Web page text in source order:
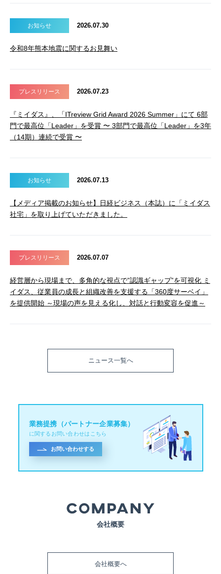
お知らせ 2026.07.30
令和8年熊本地震に関するお見舞い
プレスリリース 2026.07.23
『ミイダス』、「ITreview Grid Award 2026 Summer」にて 6部
門で最高位「Leader」を受賞 〜 3部門で最高位「Leader」を3年
（14期）連続で受賞 〜
お知らせ 2026.07.13
【メディア掲載のお知らせ】日経ビジネス（本誌）に「ミイダス
社宅」を取り上げていただきました。
プレスリリース 2026.07.07
経営層から現場まで、多角的な視点で”認識ギャップ”を可視化 ミ
イダス、従業員の成長と組織改善を支援する「360度サーベイ」
を提供開始 ～現場の声を見える化し、対話と行動変容を促進～
ニュース一覧へ
業務提携（パートナー企業募集）
に関するお問い合わせはこちら
お問い合わせする
会社概要
会社概要へ